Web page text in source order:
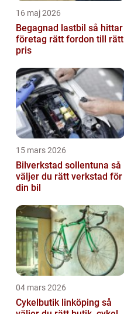
16 maj 2026
Begagnad lastbil så hittar
företag rätt fordon till rätt
pris
15 mars 2026
Bilverkstad sollentuna så
väljer du rätt verkstad för
din bil
04 mars 2026
Cykelbutik linköping så